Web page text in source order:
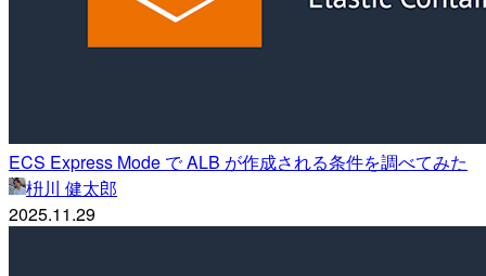
ECS Express Mode で ALB が作成される条件を調べてみた
枡川 健太郎
2025.11.29